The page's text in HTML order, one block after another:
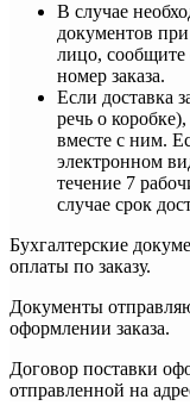
В случае
документов
лицо, сообщите
номер заказа.
Если доставка
речь о
вместе с ним.
электронном
течение 7
случае срок
Бухгалтерские
оплаты по заказу.
Документы
оформлении заказа.
Договор поставки
отправленной на